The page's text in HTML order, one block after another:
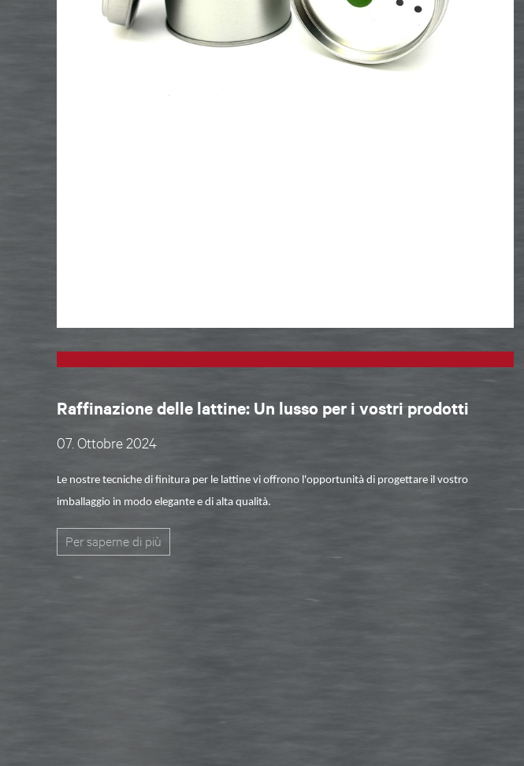
Raffinazione delle lattine: Un lusso per i vostri prodotti
07. Ottobre 2024
Le nostre tecniche di finitura per le lattine vi offrono l'opportunità di progettare il vostro
imballaggio in modo elegante e di alta qualità.
Per saperne di più